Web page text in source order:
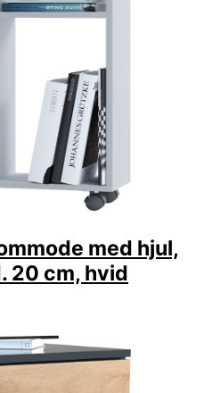
med hjul,
20 cm, hvid